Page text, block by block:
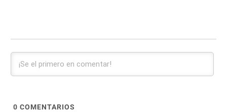
0 COMENTARIOS